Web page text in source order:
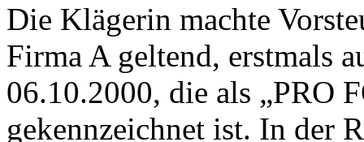
Die Klägerin machte
Firma A geltend, erstmals
06.10.2000, die als „PRO
gekennzeichnet ist. In der